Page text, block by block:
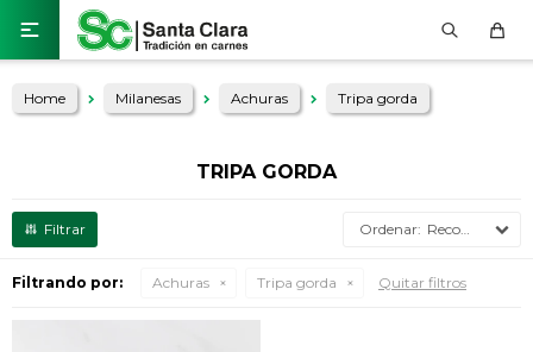

Home Milanesas Achuras Tripa gorda
TRIPA GORDA
Recomendados
Filtrando por: Achuras Tripa gorda Quitar filtros